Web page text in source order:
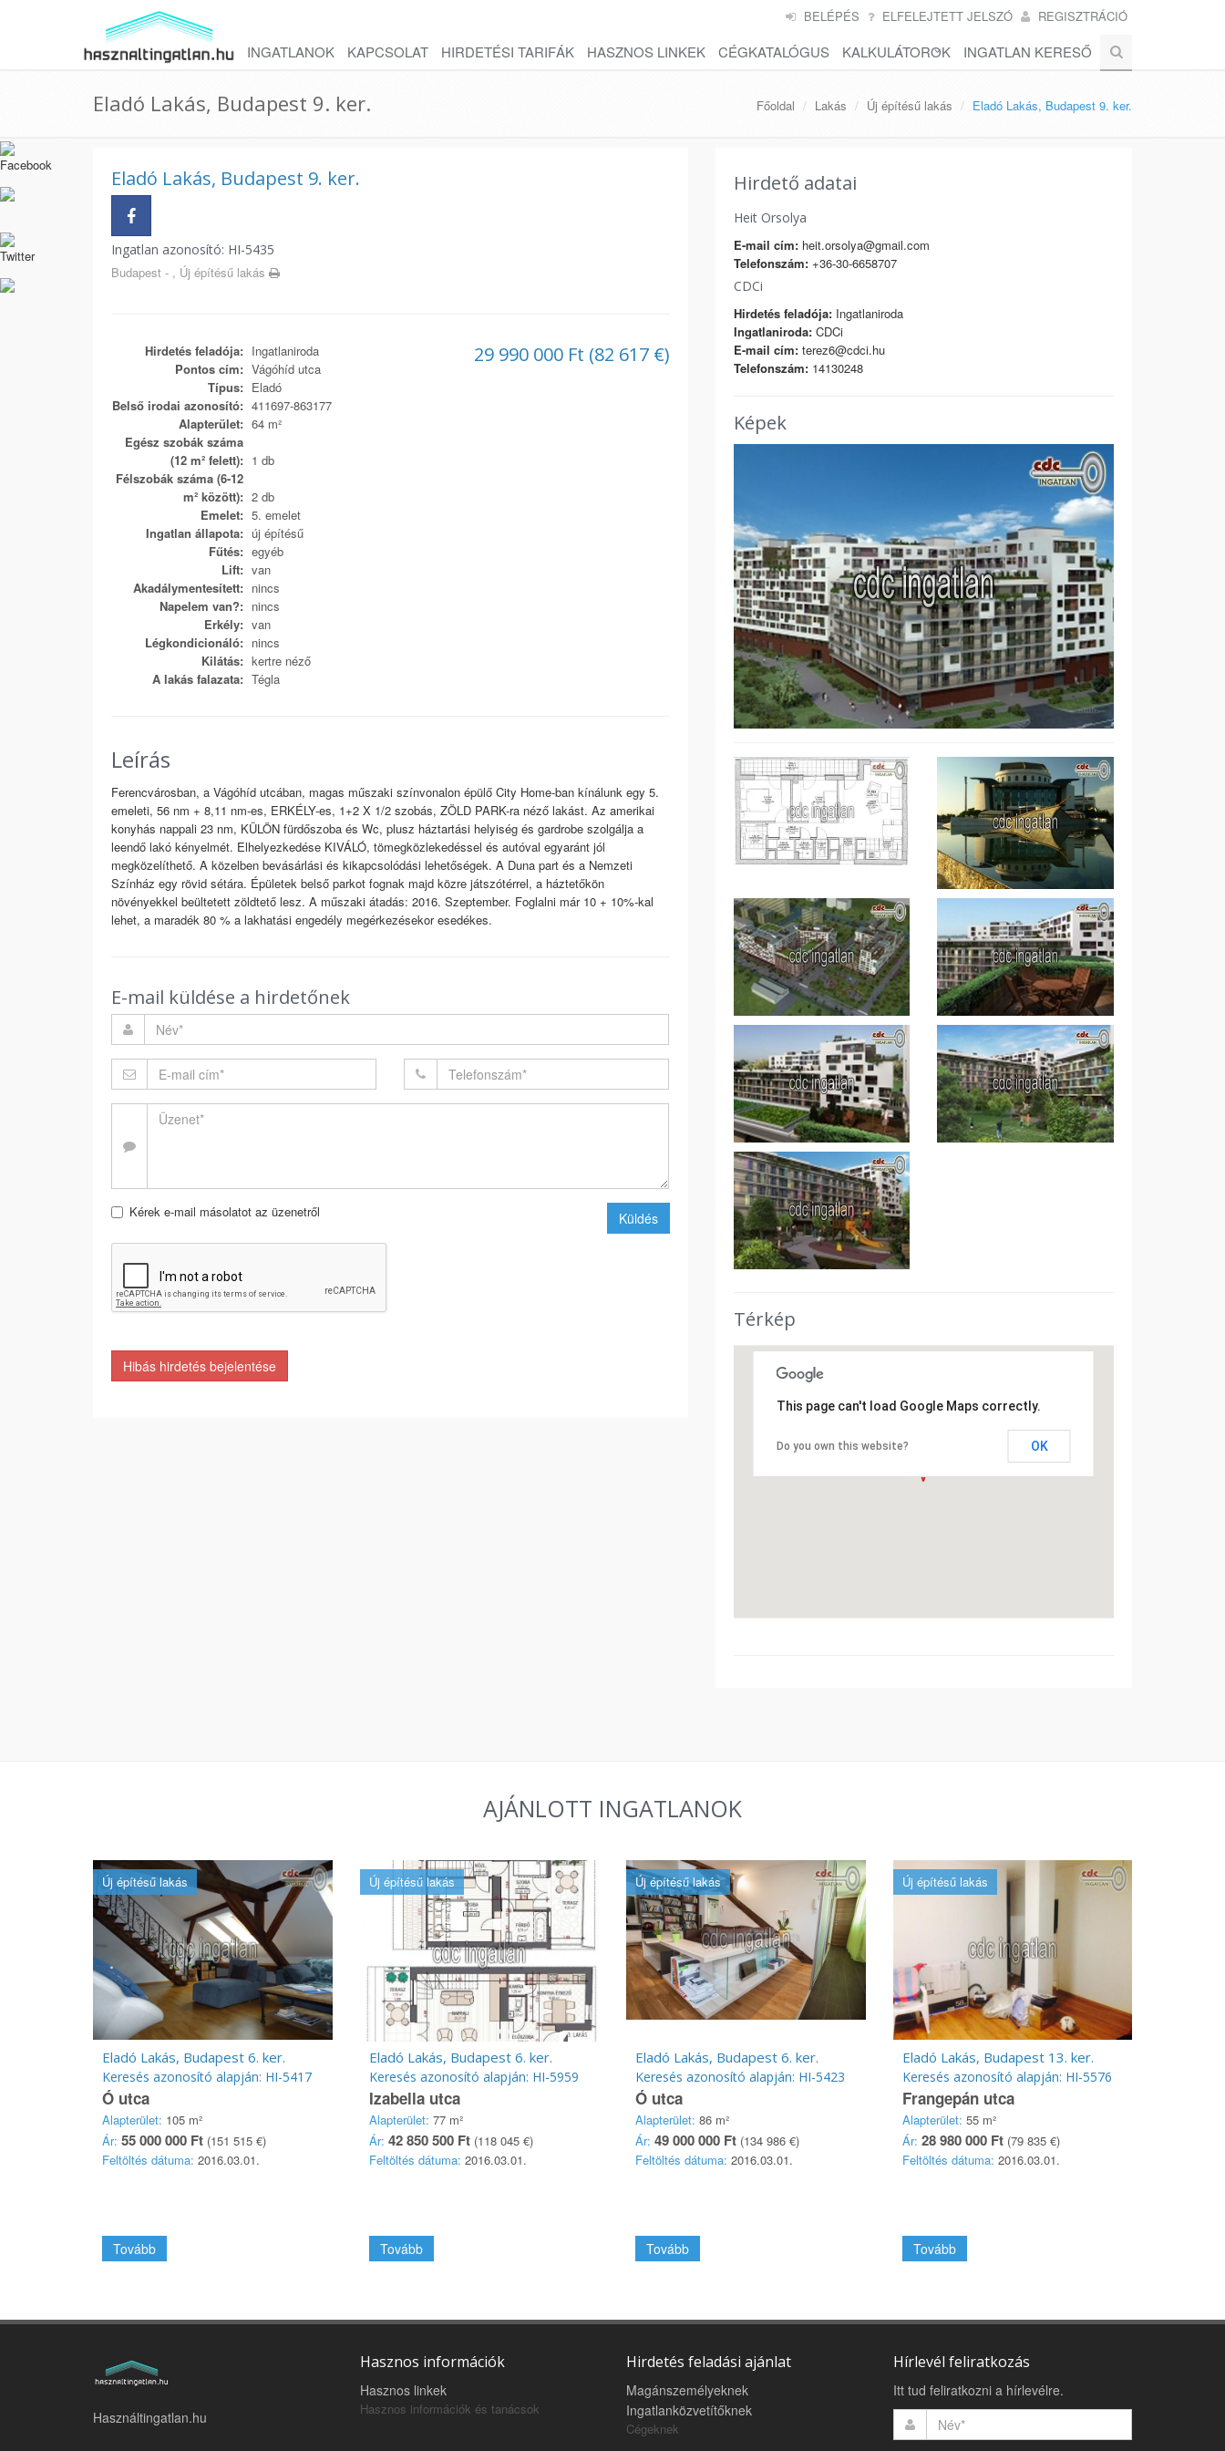
BELÉPÉS ELFELEJTETT JELSZÓ REGISZTRÁCIÓ
INGATLANOK KAPCSOLAT HIRDETÉSI TARIFÁK HASZNOS LINKEK CÉGKATALÓGUS KALKULÁTOROK INGATLAN KERESŐ
Eladó Lakás, Budapest 9. ker. Főoldal Lakás Új építésű lakás Eladó Lakás, Budapest 9. ker.
Eladó Lakás, Budapest 9. ker.
Ingatlan azonosító: HI-5435
Budapest - , Új építésű lakás
29 990 000 Ft (82 617 €)
Hirdetés feladója: Ingatlaniroda
Pontos cím: Vágóhíd utca
Típus: Eladó
Belső irodai azonosító: 411697-863177
Alapterület: 64 m²
Egész szobák száma
(12 m² felett): 1 db
Félszobák száma (6-12
m² között): 2 db
Emelet: 5. emelet
Ingatlan állapota: új építésű
Fűtés: egyéb
Lift: van
Akadálymentesített: nincs
Napelem van?: nincs
Erkély: van
Légkondicionáló: nincs
Kilátás: kertre néző
A lakás falazata: Tégla
Leírás
Ferencvárosban, a Vágóhíd utcában, magas műszaki színvonalon épülő City Home-ban kínálunk egy 5.
emeleti, 56 nm + 8,11 nm-es, ERKÉLY-es, 1+2 X 1/2 szobás, ZÖLD PARK-ra néző lakást. Az amerikai
konyhás nappali 23 nm, KÜLÖN fürdőszoba és Wc, plusz háztartási helyiség és gardrobe szolgálja a
leendő lakó kényelmét. Elhelyezkedése KIVÁLÓ, tömegközlekedéssel és autóval egyaránt jól
megközelíthető. A közelben bevásárlási és kikapcsolódási lehetőségek. A Duna part és a Nemzeti
Színház egy rövid sétára. Épületek belső parkot fognak majd közre játszótérrel, a háztetőkön
növényekkel beültetett zöldtető lesz. A műszaki átadás: 2016. Szeptember. Foglalni már 10 + 10%-kal
lehet, a maradék 80 % a lakhatási engedély megérkezésekor esedékes.
E-mail küldése a hirdetőnek
Kérek e-mail másolatot az üzenetről Küldés
Hibás hirdetés bejelentése
Hirdető adatai
Heit Orsolya
E-mail cím:heit.orsolya@gmail.com
Telefonszám:+36-30-6658707
CDCi
Hirdetés feladója:Ingatlaniroda
Ingatlaniroda:CDCi
E-mail cím:terez6@cdci.hu
Telefonszám:14130248
Képek
Térkép
This page can't load Google Maps correctly.
Do you own this website? OK
AJÁNLOTT INGATLANOK
Új építésű lakás
Eladó Lakás, Budapest 6. ker.
Keresés azonosító alapján: HI-5417
Ó utca
Alapterület: 105 m²
Ár: 55 000 000 Ft (151 515 €)
Feltöltés dátuma: 2016.03.01.
Tovább
Új építésű lakás
Eladó Lakás, Budapest 6. ker.
Keresés azonosító alapján: HI-5959
Izabella utca
Alapterület: 77 m²
Ár: 42 850 500 Ft(118 045 €)
Feltöltés dátuma: 2016.03.01.
Tovább
Új építésű lakás
Eladó Lakás, Budapest 6. ker.
Keresés azonosító alapján: HI-5423
Ó utca
Alapterület: 86 m²
Ár: 49 000 000 Ft (134 986 €)
Feltöltés dátuma: 2016.03.01.
Tovább
Új építésű lakás
Eladó Lakás, Budapest 13. ker.
Keresés azonosító alapján: HI-5576
Frangepán utca
Alapterület: 55 m²
Ár: 28 980 000 Ft(79 835 €)
Feltöltés dátuma: 2016.03.01.
Tovább
Használtingatlan.hu
Hasznos információk
Hasznos linkek
Hasznos információk és tanácsok
Hirdetés feladási ajánlat
Magánszemélyeknek
Ingatlanközvetítőknek
Cégeknek
Hírlevél feliratkozás
Itt tud feliratkozni a hírlevélre.